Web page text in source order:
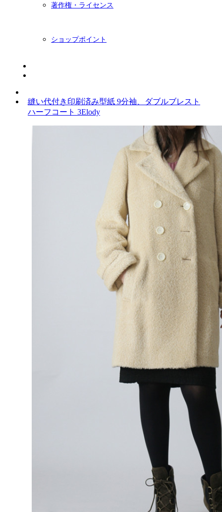
著作権・ライセンス
ショップポイント
縫い代付き印刷済み型紙 9分袖、ダブルブレスト
ハーフコート 3Elody